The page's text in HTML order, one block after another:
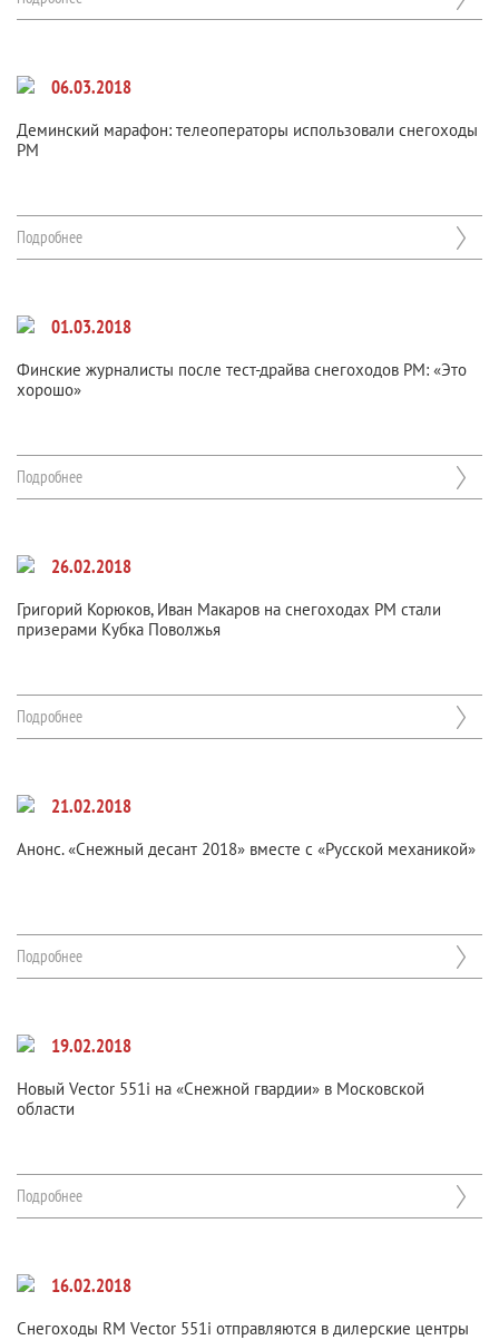
06.03.2018
Деминский марафон: телеоператоры использовали снегоходы
РМ
Подробнее
01.03.2018
Финские журналисты после тест-драйва снегоходов РМ: «Это
хорошо»
Подробнее
26.02.2018
Григорий Корюков, Иван Макаров на снегоходах РМ стали
призерами Кубка Поволжья
Подробнее
21.02.2018
Анонс. «Снежный десант 2018» вместе с «Русской механикой»
Подробнее
19.02.2018
Новый Vector 551i на «Снежной гвардии» в Московской
области
Подробнее
16.02.2018
Снегоходы RM Vector 551i отправляются в дилерские центры